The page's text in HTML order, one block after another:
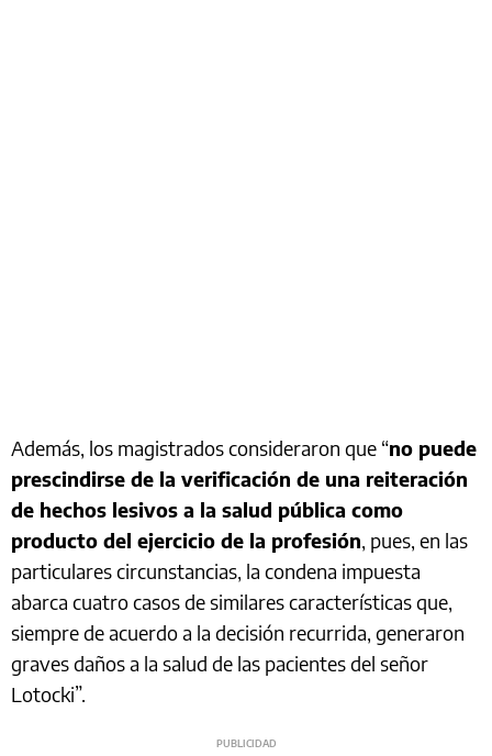
Además, los magistrados consideraron que “no puede
prescindirse de la verificación de una reiteración
de hechos lesivos a la salud pública como
producto del ejercicio de la profesión, pues, en las
particulares circunstancias, la condena impuesta
abarca cuatro casos de similares características que,
siempre de acuerdo a la decisión recurrida, generaron
graves daños a la salud de las pacientes del señor
Lotocki”.